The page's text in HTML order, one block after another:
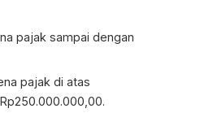
pajak sampai dengan
pajak di atas